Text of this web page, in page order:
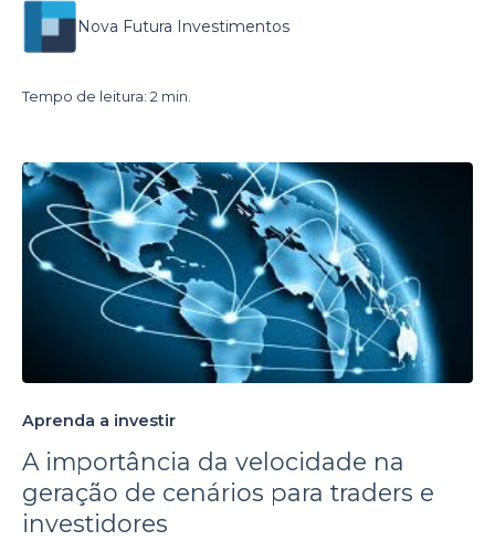
Nova Futura Investimentos
Tempo de leitura: 2 min.
Aprenda a investir
A importância da velocidade na
geração de cenários para traders e
investidores